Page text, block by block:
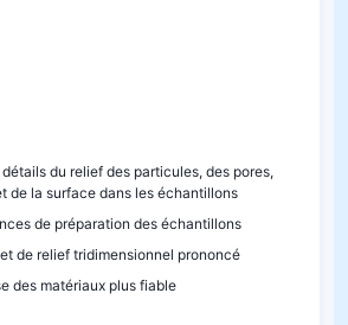
du relief des particules, des pores,
de la surface dans les échantillons
de préparation des échantillons
de relief tridimensionnel prononcé
des matériaux plus fiable